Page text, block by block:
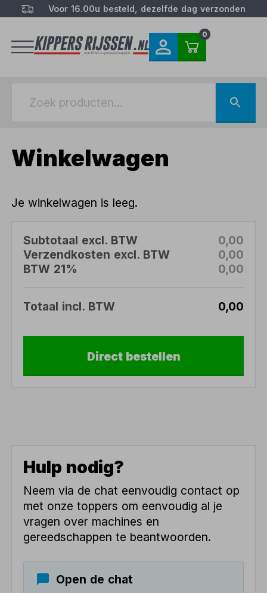
Voor 16.00u besteld, dezelfde dag verzonden
0
Winkelwagen
Je winkelwagen is leeg.
Subtotaal excl. BTW
0,00
Verzendkosten excl. BTW
0,00
BTW 21%
0,00
Totaal incl. BTW 0,00
Direct bestellen
Hulp nodig?
Neem via de chat eenvoudig contact op
met onze toppers om eenvoudig al je
vragen over machines en
gereedschappen te beantwoorden.
Open de chat